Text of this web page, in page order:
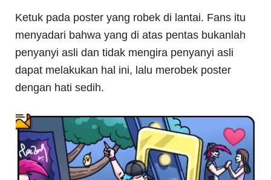
Ketuk pada poster yang robek di lantai. Fans itu
menyadari bahwa yang di atas pentas bukanlah
penyanyi asli dan tidak mengira penyanyi asli
dapat melakukan hal ini, lalu merobek poster
dengan hati sedih.